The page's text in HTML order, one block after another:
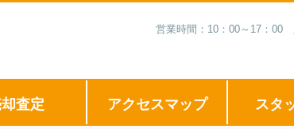
営業時間：10：00～17：00
査定 アクセスマップ スタ